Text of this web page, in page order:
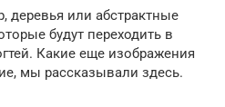
деревья или абстрактные
будут переходить в
Какие еще изображения
мы рассказывали здесь.